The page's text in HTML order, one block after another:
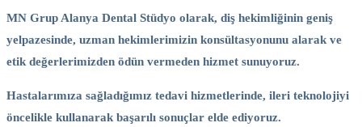
MN Grup Alanya Dental Stüdyo olarak, diş hekimliğinin geniş
yelpazesinde, uzman hekimlerimizin konsültasyonunu alarak ve
etik değerlerimizden ödün vermeden hizmet sunuyoruz.
Hastalarımıza sağladığımız tedavi hizmetlerinde, ileri teknolojiyi
öncelikle kullanarak başarılı sonuçlar elde ediyoruz.